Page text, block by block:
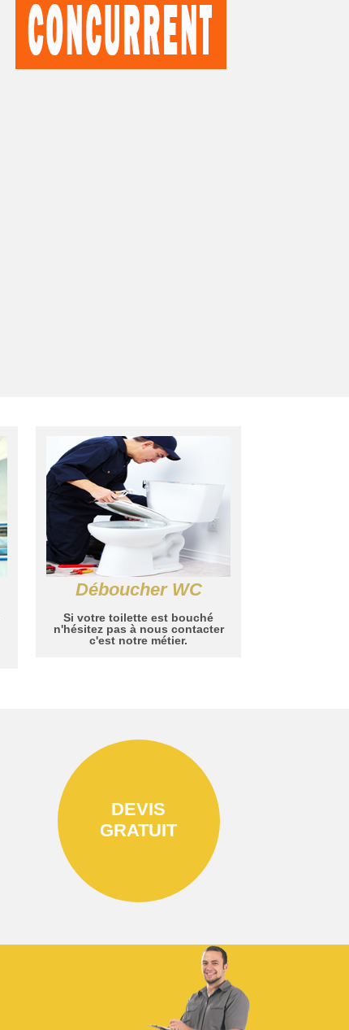
Déboucher WC
Si votre toilette est bouché
n'hésitez pas à nous contacter
c'est notre métier.
DEVIS
GRATUIT